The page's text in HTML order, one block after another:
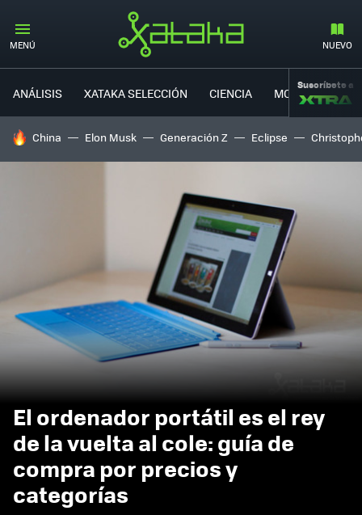
MENÚ NUEVO
ANÁLISIS XATAKA SELECCIÓN CIENCIA MOVILIDAD
Suscríbete a
HOY SE HABLA DE
China Elon Musk Generación Z Eclipse
El ordenador portátil es el rey
de la vuelta al cole: guía de
compra por precios y
categorías